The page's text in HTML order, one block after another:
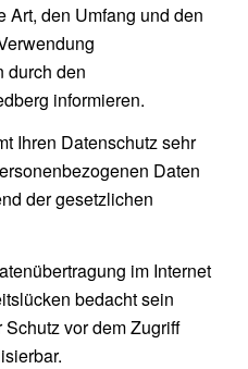
Art, den Umfang und den
durch den
informieren.
Ihren Datenschutz sehr
Daten
der gesetzlichen
im Internet
bedacht sein
vor dem Zugriff